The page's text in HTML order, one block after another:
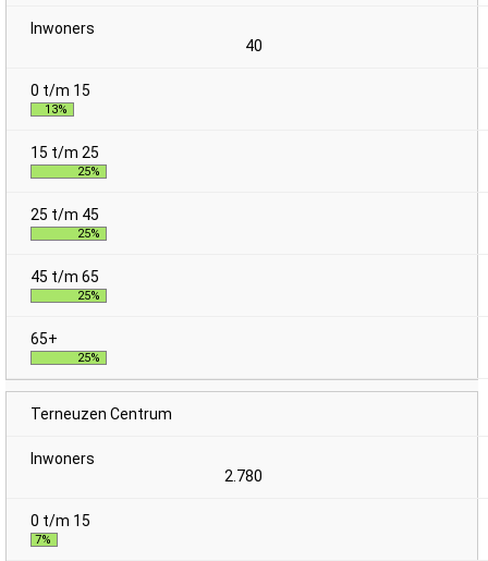
40
13%
25%
25%
25%
25%
Terneuzen Centrum
2.780
7%